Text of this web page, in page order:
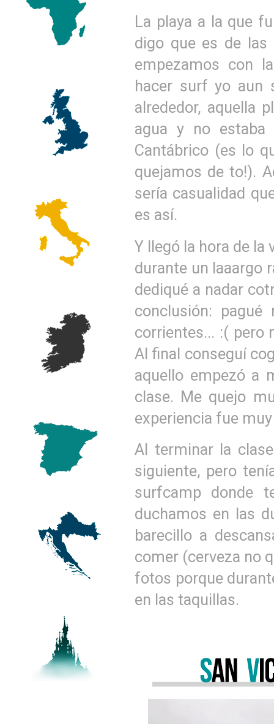
La playa a la que
digo que es de las
empezamos con
hacer surf yo aun
alrededor, aquella
agua y no
Cantábrico (es lo
quejamos de to!).
sería casualidad
es así.
Y llegó la hora de la
durante un laaargo
dediqué a nadar
conclusión:
corrientes... :( pero
Al final conseguí
aquello empezó a
clase. Me quejo
experiencia fue
Al terminar la
siguiente, pero
surfcamp donde
duchamos en las
barecillo a
comer (cerveza no
fotos porque
en las taquillas.